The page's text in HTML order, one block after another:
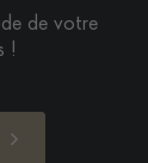
de votre
!